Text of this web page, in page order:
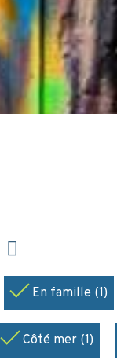
En famille (1)
Côté mer (1)